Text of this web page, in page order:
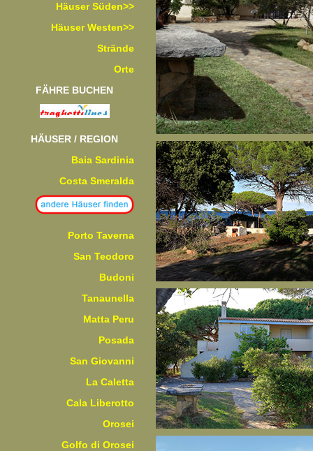
Häuser Süden>>
Häuser Westen>>
Strände
Orte
FÄHRE BUCHEN
HÄUSER / REGION
Baia Sardinia
Costa Smeralda
Porto Taverna
San Teodoro
Budoni
Tanaunella
Matta Peru
Posada
San Giovanni
La Caletta
Cala Liberotto
Orosei
Golfo di Orosei